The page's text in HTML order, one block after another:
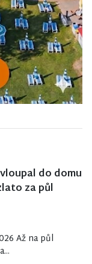
do domu
za půl
Až na půl